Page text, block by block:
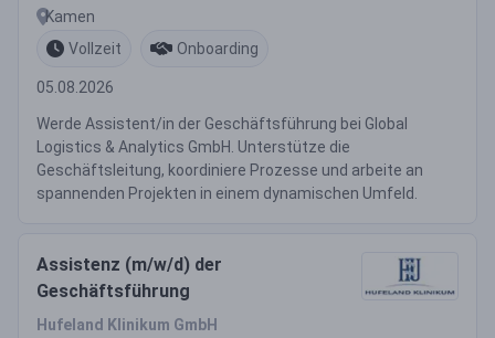
Kamen
Vollzeit
Onboarding
05.08.2026
Werde Assistent/in der Geschäftsführung bei Global
Logistics & Analytics GmbH. Unterstütze die
Geschäftsleitung, koordiniere Prozesse und arbeite an
spannenden Projekten in einem dynamischen Umfeld.
Assistenz (m/w/d) der
Geschäftsführung
Hufeland Klinikum GmbH